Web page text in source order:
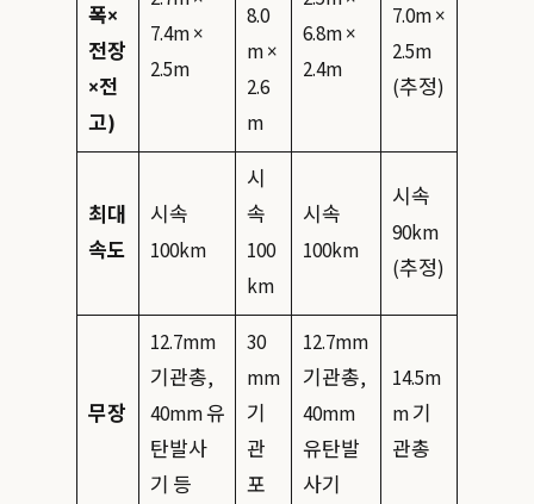
폭×
전장
×전
고)
7.4m ×
2.5m
8.0
m ×
2.6
m
6.8m ×
2.4m
7.0m ×
2.5m
(추정)
최대
속도
시속
100km
시
속
100
km
시속
100km
시속
90km
(추정)
무장
12.7mm
기관총,
40mm 유
탄발사
기 등
30
mm
기
관
포
12.7mm
기관총,
40mm
유탄발
사기
14.5m
m 기
관총